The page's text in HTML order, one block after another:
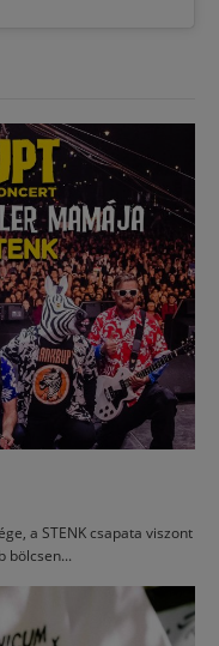
a STENK csapata viszont
bölcsen...